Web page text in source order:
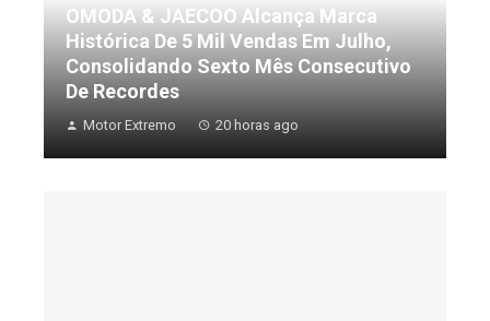
OMODA & JAECOO Alcança Marca
Histórica De 5 Mil Vendas Em Julho,
Consolidando Sexto Mês Consecutivo
De Recordes
Motor Extremo 20 horas ago